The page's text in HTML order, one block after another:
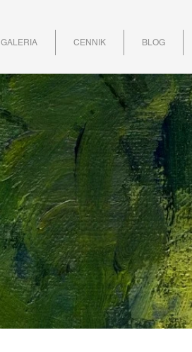
GALERIA CENNIK BLOG